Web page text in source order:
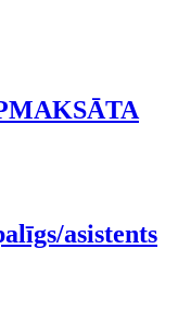
asistents